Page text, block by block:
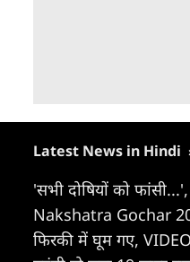
Latest News in Hindi
'सभी दोषियों को
Nakshatra Gochar
फिरकी में घूम गए, VIDEO